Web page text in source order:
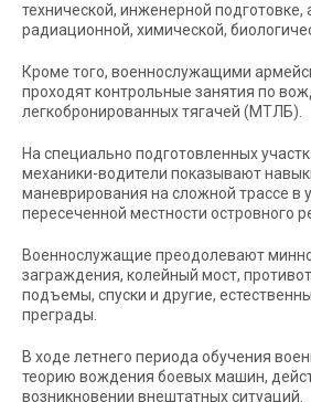
технической, инженерной подготовке,
радиационной, химической,
Кроме того, военнослужащими
проходят контрольные занятия по
легкобронированных тягачей (МТЛБ).
На специально подготовленных
механики-водители показывают
маневрирования на сложной трассе в
пересеченной местности островного
Военнослужащие преодолевают
заграждения, колейный мост,
подъемы, спуски и другие,
преграды.
В ходе летнего периода обучения
теорию вождения боевых машин,
возникновении внештатных ситуаций.